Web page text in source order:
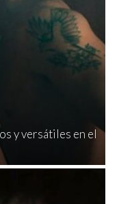
y versátiles en el